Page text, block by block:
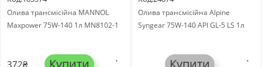
Олива трансмісійна MANNOL
Maxpower 75W-140 1л MN8102-1
372₴ Купити
Олива трансмісійнa Alpine
Syngear 75W-140 API GL-5 LS 1л
Купити